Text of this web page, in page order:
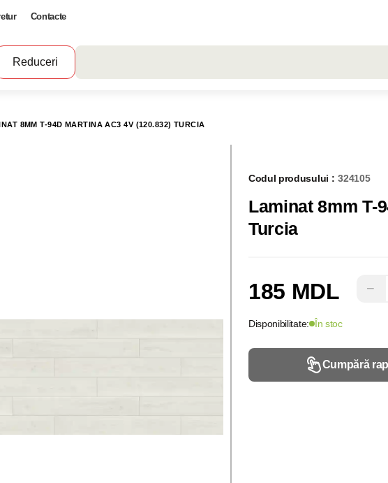
Contacte
Reduceri
8MM T-94D MARTINA AC3 4V (120.832) TURCIA
Codul produsului : 324105
Laminat 8mm T-
Turcia
185 MDL −
Disponibilitate: În stoc
Cumpără